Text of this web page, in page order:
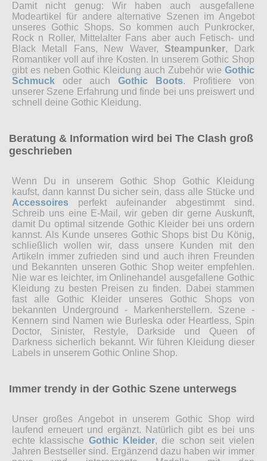
Damit nicht genug: Wir haben auch ausgefallene
Modeartikel für andere alternative Szenen im Angebot
unseres Gothic Shops. So kommen auch Punkrocker,
Rock n Roller, Mittelalter Fans aber auch Fetisch- und
Black Metall Fans, New Waver, Steampunker, Dark
Romantiker voll auf ihre Kosten. In unserem Gothic Shop
gibt es neben Gothic Kleidung auch Zubehör wie Gothic
Schmuck oder auch Gothic Boots. Profitiere von
unserer Szene Erfahrung und finde bei uns preiswert und
schnell deine Gothic Kleidung.
Beratung & Information wird bei The Clash groß
geschrieben
Wenn Du in unserem Gothic Shop Gothic Kleidung
kaufst, dann kannst Du sicher sein, dass alle Stücke und
Accessoires perfekt aufeinander abgestimmt sind.
Schreib uns eine E-Mail, wir geben dir gerne Auskunft,
damit Du optimal sitzende Gothic Kleider bei uns ordern
kannst. Als Kunde unseres Gothic Shops bist Du König,
schließlich wollen wir, dass unsere Kunden mit den
Artikeln immer zufrieden sind und auch ihren Freunden
und Bekannten unseren Gothic Shop weiter empfehlen.
Nie war es leichter, im Onlinehandel ausgefallene Gothic
Kleidung zu besten Preisen zu finden. Dabei stammen
fast alle Gothic Kleider unseres Gothic Shops von
bekannten Underground - Markenherstellern. Szene -
Kennern sind Namen wie Burleska oder Heartless, Spin
Doctor, Sinister, Restyle, Darkside und Queen of
Darkness sicherlich bekannt. Wir führen Kleidung dieser
Labels in unserem Gothic Online Shop.
Immer trendy in der Gothic Szene unterwegs
Unser großes Angebot in unserem Gothic Shop wird
laufend erneuert und ergänzt. Natürlich gibt es bei uns
echte klassische Gothic Kleider, die schon seit vielen
Jahren Bestseller sind. Ergänzend dazu haben wir immer